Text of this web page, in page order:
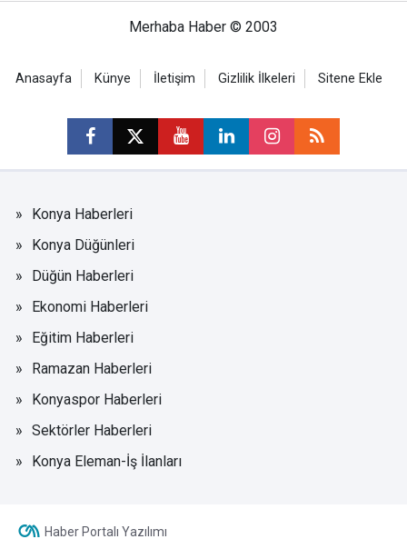
Merhaba Haber © 2003
Anasayfa Künye İletişim Gizlilik İlkeleri Sitene Ekle
Konya Haberleri
Konya Düğünleri
Düğün Haberleri
Ekonomi Haberleri
Eğitim Haberleri
Ramazan Haberleri
Konyaspor Haberleri
Sektörler Haberleri
Konya Eleman-İş İlanları
Haber Portalı Yazılımı